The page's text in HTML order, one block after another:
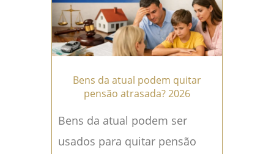
Bens da atual podem quitar
pensão atrasada? 2026
Bens da atual podem ser
usados para quitar pensão